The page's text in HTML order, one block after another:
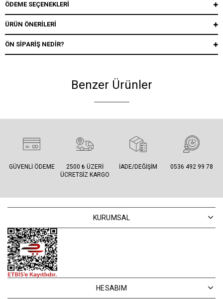
ÖDEME SEÇENEKLERI
ÜRÜN ÖNERILERI
ÖN SIPARIŞ NEDIR?
Benzer Ürünler
GÜVENLI ÖDEME
2500 ₺ ÜZERI
ÜCRETSIZ KARGO
İADE/DEĞIŞIM 0536 492 99 78
KURUMSAL
HESABIM